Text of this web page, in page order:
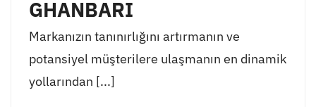
GHANBARI
Markanızın tanınırlığını artırmanın ve
potansiyel müşterilere ulaşmanın en dinamik
yollarından [...]